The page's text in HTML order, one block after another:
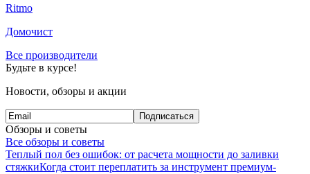
Ritmo
Домочист
Все производители
Будьте в курсе!
Новости, обзоры и акции
Подписаться
Обзоры и советы
Все обзоры и советы
Теплый пол без ошибок: от расчета мощности до заливки
стяжкиКогда стоит переплатить за инструмент премиум-